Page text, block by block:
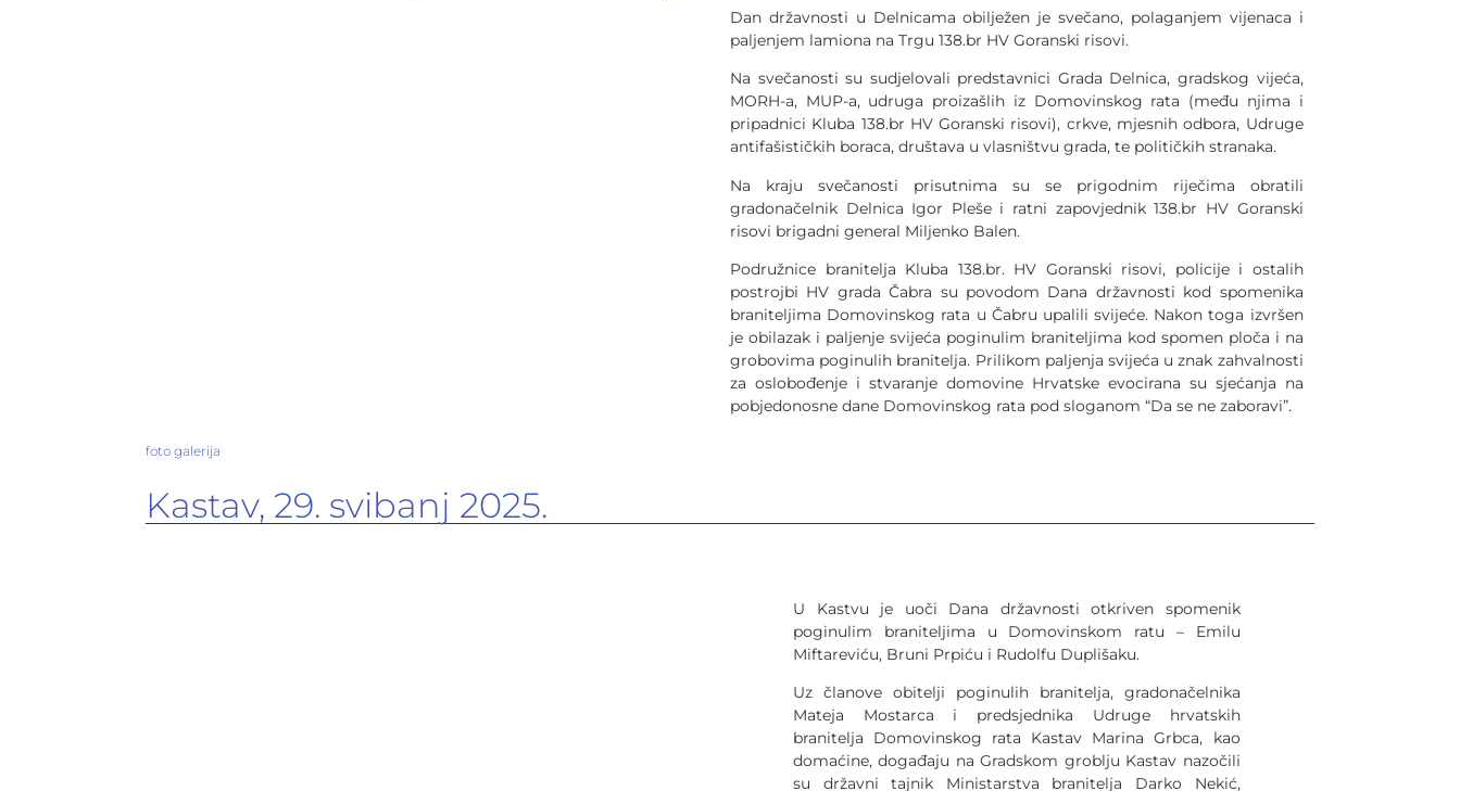
Dan državnosti u Delnicama obilježen je svečano, polaganjem vijenaca i
paljenjem lamiona na Trgu 138.br HV Goranski risovi.
Na svečanosti su sudjelovali predstavnici Grada Delnica, gradskog vijeća,
MORH-a, MUP-a, udruga proizašlih iz Domovinskog rata (među njima i
pripadnici Kluba 138.br HV Goranski risovi), crkve, mjesnih odbora, Udruge
antifašističkih boraca, društava u vlasništvu grada, te političkih stranaka.
Na kraju svečanosti prisutnima su se prigodnim riječima obratili
gradonačelnik Delnica Igor Pleše i ratni zapovjednik 138.br HV Goranski
risovi brigadni general Miljenko Balen.
Podružnice branitelja Kluba 138.br. HV Goranski risovi, policije i ostalih
postrojbi HV grada Čabra su povodom Dana državnosti kod spomenika
braniteljima Domovinskog rata u Čabru upalili svijeće. Nakon toga izvršen
je obilazak i paljenje svijeća poginulim braniteljima kod spomen ploča i na
grobovima poginulih branitelja. Prilikom paljenja svijeća u znak zahvalnosti
za oslobođenje i stvaranje domovine Hrvatske evocirana su sjećanja na
pobjedonosne dane Domovinskog rata pod sloganom “Da se ne zaboravi”.
foto galerija
Kastav, 29. svibanj 2025.
U Kastvu je uoči Dana državnosti otkriven spomenik
poginulim braniteljima u Domovinskom ratu – Emilu
Miftareviću, Bruni Prpiću i Rudolfu Duplišaku.
Uz članove obitelji poginulih branitelja, gradonačelnika
Mateja Mostarca i predsjednika Udruge hrvatskih
branitelja Domovinskog rata Kastav Marina Grbca, kao
domaćine, događaju na Gradskom groblju Kastav nazočili
su državni tajnik Ministarstva branitelja Darko Nekić,